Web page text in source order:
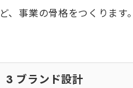
、事業の骨格をつくります。
3 ブランド設計